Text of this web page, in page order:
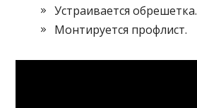
Устраивается обрешетка.
Монтируется профлист.